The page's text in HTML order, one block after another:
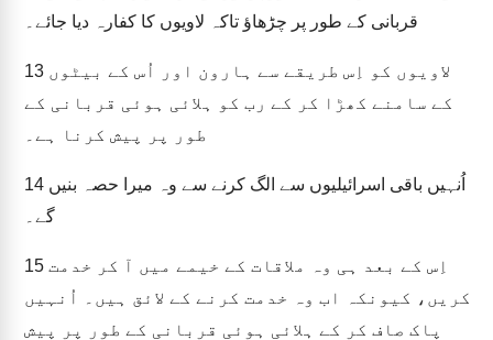
قربانی کے طور پر چڑھاؤ تاکہ لاویوں کا کفارہ دیا جائے۔
13
کے سامنے کھڑا کر کے رب کو ہلائی ہوئی قربانی کے
طور پر پیش کرنا ہے۔
14
گے۔
15
کریں، کیونکہ اب وہ خدمت کرنے کے لائق ہیں۔ اُنہیں
پاک صاف کر کے ہلائی ہوئی قربانی کے طور پر پیش